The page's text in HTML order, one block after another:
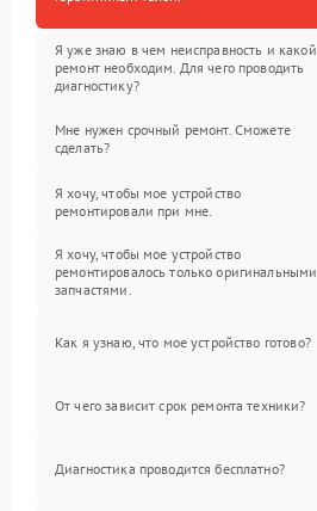
Я уже знаю в чем неисправность и какой
ремонт необходим. Для чего проводить
диагностику?
Мне нужен срочный ремонт. Сможете
сделать?
Я хочу, чтобы мое устройство
ремонтировали при мне.
Я хочу, чтобы мое устройство
ремонтировалось только оригинальными
запчастями.
Как я узнаю, что мое устройство готово?
От чего зависит срок ремонта техники?
Диагностика проводится бесплатно?